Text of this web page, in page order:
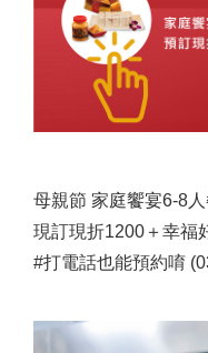
母親節 家庭饗宴6-8
現訂現折1200＋幸福
#打電話也能預約唷